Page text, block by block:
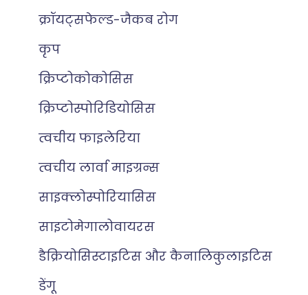
क्रॉयट्सफेल्ड-जैकब रोग
कृप
क्रिप्टोकोकोसिस
क्रिप्टोस्पोरिडियोसिस
त्वचीय फाइलेरिया
त्वचीय लार्वा माइग्रन्स
साइक्लोस्पोरियासिस
साइटोमेगालोवायरस
डैक्रियोसिस्टाइटिस और कैनालिकुलाइटिस
डेंगू